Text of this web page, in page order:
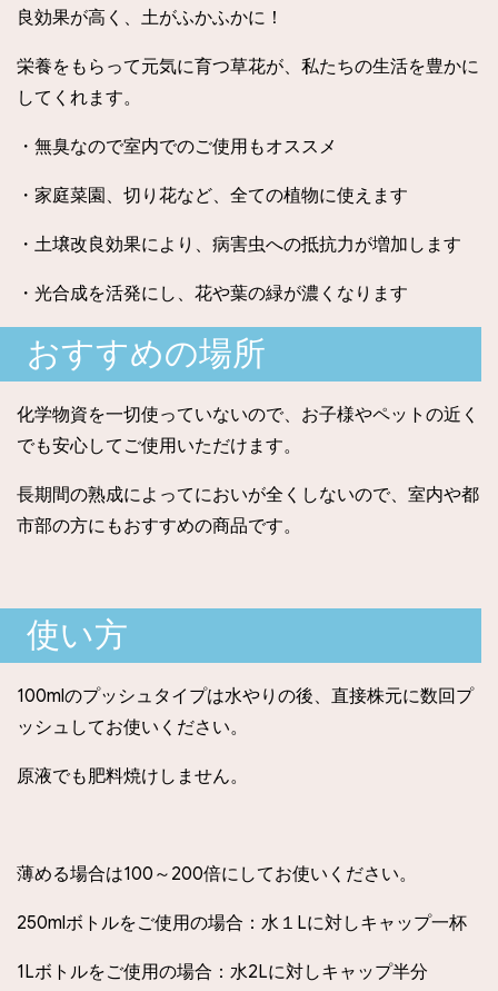
個
良効果が高く、土がふかふかに！
栄養をもらって元気に育つ草花が、私たちの生活を豊かに
してくれます。
・無臭なので室内でのご使用もオススメ
・家庭菜園、切り花など、全ての植物に使えます
・土壌改良効果により、病害虫への抵抗力が増加します
・光合成を活発にし、花や葉の緑が濃くなります
おすすめの場所
化学物資を一切使っていないので、お子様やペットの近く
でも安心してご使用いただけます。
長期間の熟成によってにおいが全くしないので、室内や都
市部の方にもおすすめの商品です。
使い方
100mlのプッシュタイプは水やりの後、直接株元に数回プ
ッシュしてお使いください。
原液でも肥料焼けしません。
薄める場合は100～200倍にしてお使いください。
250mlボトルをご使用の場合：水１Lに対しキャップ一杯
1Lボトルをご使用の場合：水2Lに対しキャップ半分